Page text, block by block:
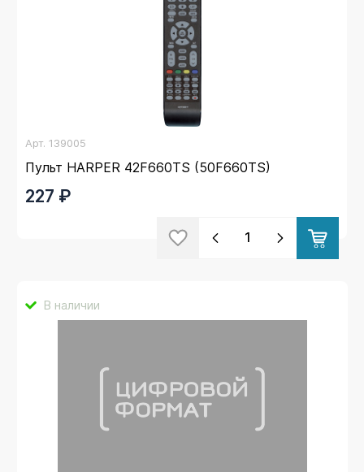
Арт. 139005
Пульт HARPER 42F660TS (50F660TS)
227 ₽
В наличии